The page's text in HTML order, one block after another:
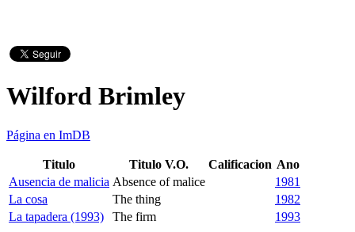
Wilford Brimley
Página en ImDB
Titulo Titulo V.O. Calificacion Ano
Ausencia de malicia Absence of malice
1981
La cosa
The thing
1982
La tapadera (1993)
The firm 1993